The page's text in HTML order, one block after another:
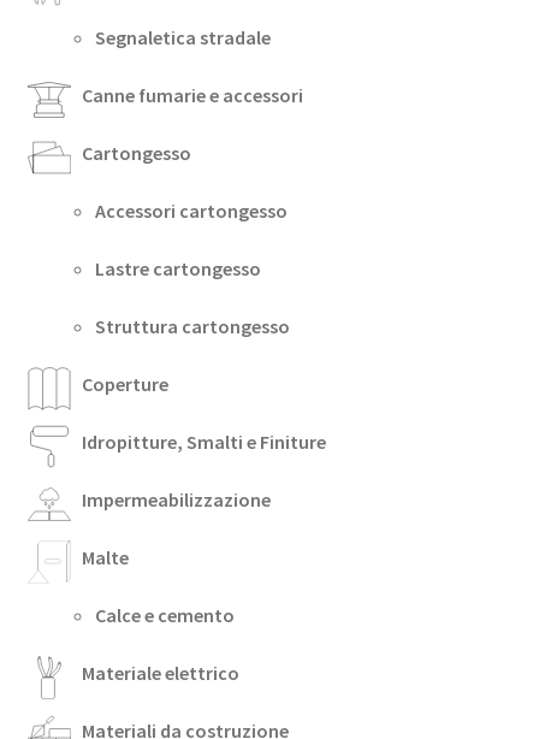
Segnaletica stradale
Canne fumarie e accessori
Cartongesso
Accessori cartongesso
Lastre cartongesso
Struttura cartongesso
Coperture
Idropitture, Smalti e Finiture
Impermeabilizzazione
Malte
Calce e cemento
Materiale elettrico
Materiali da costruzione